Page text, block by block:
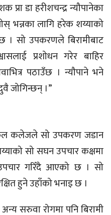
डा हरीशचन्द्र न्यौपानेका
भन्नका लागि हरेक शय्याको
। सो उपकरणले बिरामीबाट
प्रशोधन गरेर बाहिर
पठाउँछ । न्यौपाने भने
जोगिन्छन् ।”
कलेजले सो उपकरण जडान
सो सघन उपचार कक्षमा
गरिँदै आएको छ । सो
हुने उहाँको भनाइ छ ।
सरुवा रोगमा पनि बिरामी